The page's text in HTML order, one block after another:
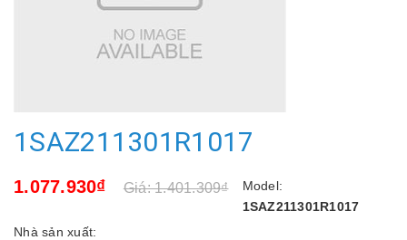
1SAZ211301R1017
1.077.930₫ Giá: 1.401.309₫
Model:
1SAZ211301R1017
Nhà sản xuất: